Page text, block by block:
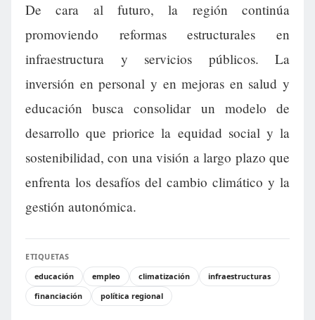
De cara al futuro, la región continúa
promoviendo reformas estructurales en
infraestructura y servicios públicos. La
inversión en personal y en mejoras en salud y
educación busca consolidar un modelo de
desarrollo que priorice la equidad social y la
sostenibilidad, con una visión a largo plazo que
enfrenta los desafíos del cambio climático y la
gestión autonómica.
ETIQUETAS
educación
empleo climatización
infraestructuras
financiación
política regional